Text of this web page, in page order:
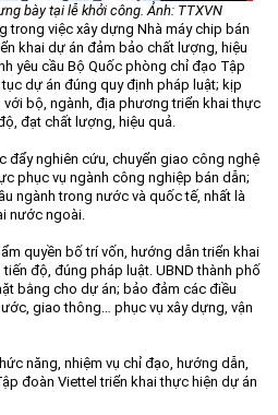
bày tại lễ khởi công. Ảnh: TTXVN
trong việc xây dựng Nhà máy chip bán
khai dự án đảm bảo chất lượng, hiệu
yêu cầu Bộ Quốc phòng chỉ đạo Tập
dự án đúng quy định pháp luật; kịp
bộ, ngành, địa phương triển khai thực
đạt chất lượng, hiệu quả.
đẩy nghiên cứu, chuyển giao công nghệ
phục vụ ngành công nghiệp bán dẫn;
ngành trong nước và quốc tế, nhất là
nước ngoài.
quyền bố trí vốn, hướng dẫn triển khai
độ, đúng pháp luật. UBND thành phố
bằng cho dự án; bảo đảm các điều
giao thông… phục vụ xây dựng, vận
năng, nhiệm vụ chỉ đạo, hướng dẫn,
đoàn Viettel triển khai thực hiện dự án